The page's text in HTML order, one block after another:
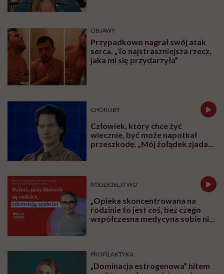
OBJAWY
Przypadkowo nagrał swój atak
serca. „To najstraszniejsza rzecz,
jaka mi się przydarzyła”
CHOROBY
Człowiek, który chce żyć
wiecznie, być może napotkał
przeszkodę. „Mój żołądek zjada
RODZICIELSTWO
„Opieka skoncentrowana na
rodzinie to jest coś, bez czego
współczesna medycyna sobie nie
PROFILAKTYKA
„Dominacja estrogenowa” hitem